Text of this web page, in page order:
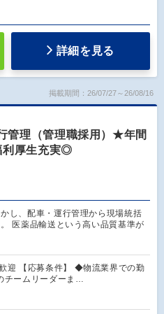
詳細を見る
掲載期間：26/07/27～26/08/16
管理（管理職採用）★年間
利厚生充実◎
し、配車・運行管理から現場統括
医薬品輸送という高い品質基準が
迎 【応募条件】 ◆物流業界での勤
ームリーダーま…